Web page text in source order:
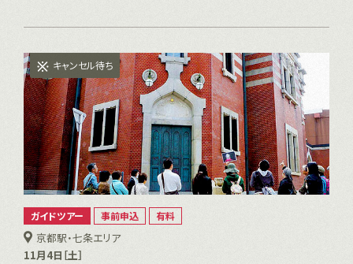
キャンセル待ち
ガイドツアー 事前申込 有料
京都駅・七条エリア
11月4日［土］